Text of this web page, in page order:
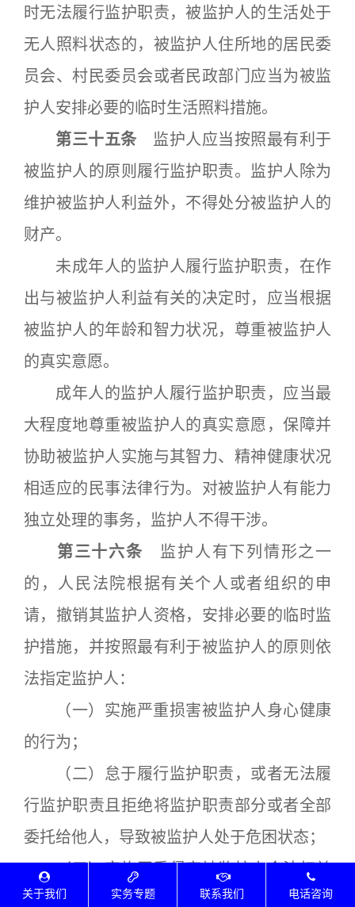
时无法履行监护职责，被监护人的生活处于
无人照料状态的，被监护人住所地的居民委
员会、村民委员会或者民政部门应当为被监
护人安排必要的临时生活照料措施。
第三十五条 监护人应当按照最有利于
被监护人的原则履行监护职责。监护人除为
维护被监护人利益外，不得处分被监护人的
财产。
未成年人的监护人履行监护职责，在作
出与被监护人利益有关的决定时，应当根据
被监护人的年龄和智力状况，尊重被监护人
的真实意愿。
成年人的监护人履行监护职责，应当最
大程度地尊重被监护人的真实意愿，保障并
协助被监护人实施与其智力、精神健康状况
相适应的民事法律行为。对被监护人有能力
独立处理的事务，监护人不得干涉。
第三十六条 监护人有下列情形之一
的，人民法院根据有关个人或者组织的申
请，撤销其监护人资格，安排必要的临时监
护措施，并按照最有利于被监护人的原则依
法指定监护人：
（一）实施严重损害被监护人身心健康
的行为；
（二）怠于履行监护职责，或者无法履
行监护职责且拒绝将监护职责部分或者全部
委托给他人，导致被监护人处于危困状态；
（三）实施严重侵害被监护人合法权益
的其他行为。
关于我们 实务专题 联系我们 电话咨询